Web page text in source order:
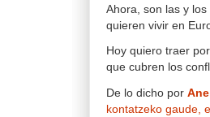
Ahora, son las y
quieren vivir en
Hoy quiero traer
que cubren los
De lo dicho por Ane
kontatzeko gaude,